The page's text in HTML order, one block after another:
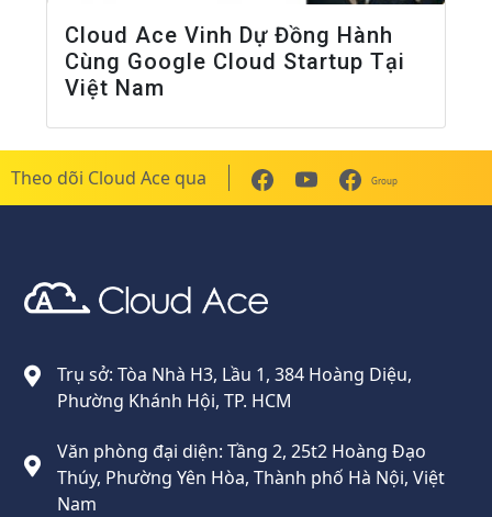
Cloud Ace Vinh Dự Đồng Hành
Cùng Google Cloud Startup Tại
Việt Nam
Theo dõi Cloud Ace qua Group
Trụ sở: Tòa Nhà H3, Lầu 1, 384 Hoàng Diệu,
Phường Khánh Hội, TP. HCM
Văn phòng đại diện: Tầng 2, 25t2 Hoàng Đạo
Thúy, Phường Yên Hòa, Thành phố Hà Nội, Việt
Nam